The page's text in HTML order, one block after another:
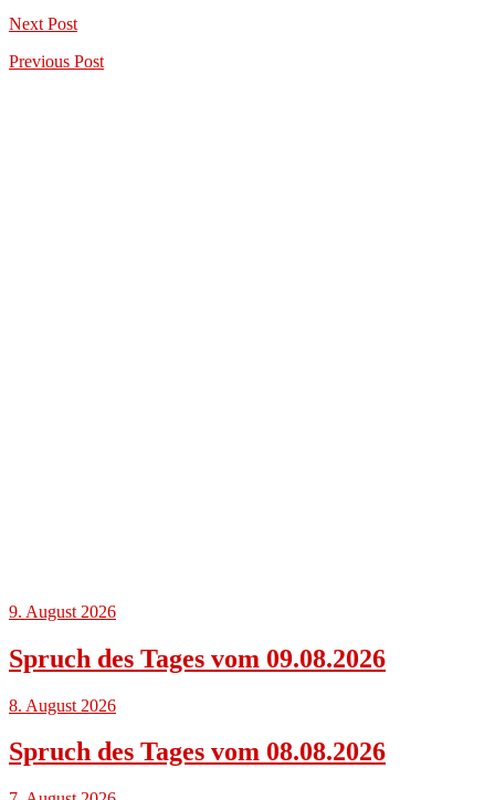
Next Post
Previous Post
9. August 2026
Spruch des Tages vom 09.08.2026
8. August 2026
Spruch des Tages vom 08.08.2026